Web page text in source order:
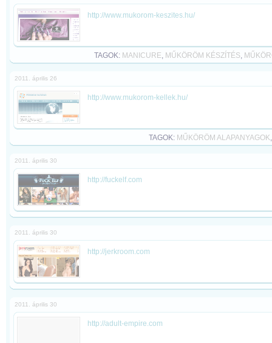
http://www.mukorom-keszites.hu/
TAGOK: MANICURE, MŰKÖRÖM KÉSZÍTÉS,
2011. április 26
http://www.mukorom-kellek.hu/
TAGOK: MŰKÖRÖM ALAPANYAGOK
2011. április 30
http://fuckelf.com
2011. április 30
http://jerkroom.com
2011. április 30
http://adult-empire.com